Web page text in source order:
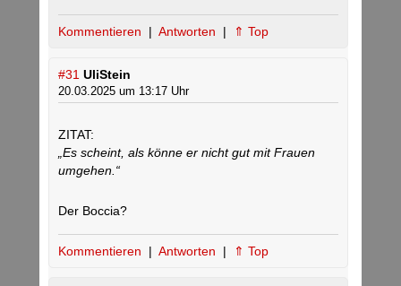
Kommentieren | Antworten | ⇑ Top
#31 UliStein
20.03.2025 um 13:17 Uhr
ZITAT:
„Es scheint, als könne er nicht gut mit Frauen
umgehen.“
Der Boccia?
Kommentieren | Antworten | ⇑ Top